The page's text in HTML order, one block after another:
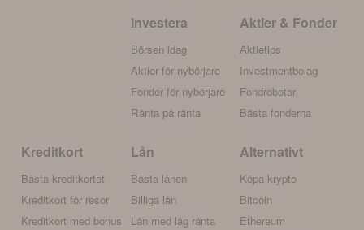
Investera
Börsen idag
Aktier för nybörjare
Fonder för nybörjare
Ränta på ränta
Aktier & Fonder
Aktietips
Investmentbolag
Fondrobotar
Bästa fonderna
Kreditkort
Bästa kreditkortet
Kreditkort för resor
Kreditkort med bonus
Lån
Bästa lånen
Billiga lån
Lån med låg ränta
Alternativt
Köpa krypto
Bitcoin
Ethereum